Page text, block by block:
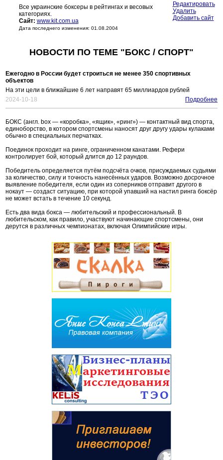
Все украинские боксеры в рейтингах и весовых
категориях.
Сайт: www.kit.com.ua
Дата последнего изменения: 01.08.2004
Редактировать
Удалить
Добавить сайт
НОВОСТИ ПО ТЕМЕ "БОКС / СПОРТ"
Ежегодно в России будет строиться не менее 350 спортивных
объектов
На эти цели в ближайшие 6 лет направят 65 миллиардов рублей
2024-10-18
Подробнее
БОКС (англ. box — «коробка», «ящик», «ринг») — контактный вид спорта,
единоборство, в котором спортсмены наносят друг другу удары кулаками
обычно в специальных перчатках.
Поединок проходит на ринге, ограниченном канатами. Рефери
контролирует бой, который длится до 12 раундов.
Победитель определяется путём подсчёта очков, присуждаемых судьями
за количество, силу и точность нанесённых ударов. Возможно досрочное
выявление победителя, если один из соперников отправит другого в
нокаут — создаст ситуацию, при которой упавший на настил ринга боксёр
не может встать в течение 10 секунд.
Есть два вида бокса — любительский и профессиональный. В
любительском, как правило, участвуют начинающие спортсмены, они
дерутся в различных чемпионатах, включая Олимпийские игры.